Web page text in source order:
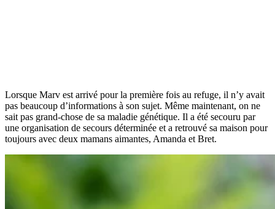
Lorsque Marv est arrivé pour la première fois au refuge, il n’y avait
pas beaucoup d’informations à son sujet. Même maintenant, on ne
sait pas grand-chose de sa maladie génétique. Il a été secouru par
une organisation de secours déterminée et a retrouvé sa maison pour
toujours avec deux mamans aimantes, Amanda et Bret.